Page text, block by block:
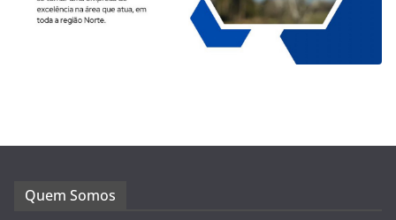
Quem Somos